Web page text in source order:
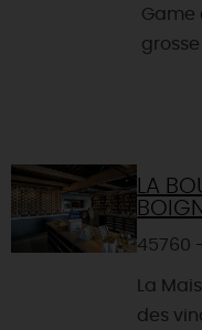
Game
grosse
LA
45760
La
des